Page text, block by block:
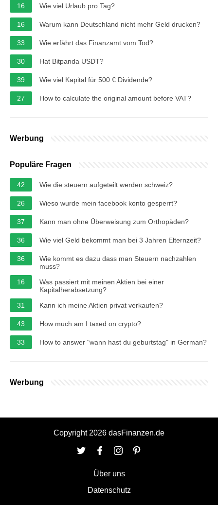
16 Wie viel Urlaub pro Tag?
16 Warum kann Deutschland nicht mehr Geld drucken?
33 Wie erfährt das Finanzamt vom Tod?
30 Hat Bitpanda USDT?
39 Wie viel Kapital für 500 € Dividende?
27 How to calculate the original amount before VAT?
Werbung
Populäre Fragen
42 Wie die steuern aufgeteilt werden schweiz?
26 Wieso wurde mein facebook konto gesperrt?
37 Kann man ohne Überweisung zum Orthopäden?
36 Wie viel Geld bekommt man bei 3 Jahren Elternzeit?
36
Wie kommt es dazu dass man Steuern nachzahlen
muss?
16
Was passiert mit meinen Aktien bei einer
Kapitalherabsetzung?
31
Kann ich meine Aktien privat verkaufen?
43 How much am I taxed on crypto?
33 How to answer "wann hast du geburtstag" in German?
Werbung
Copyright 2026 dasFinanzen.de
Über uns
Datenschutz